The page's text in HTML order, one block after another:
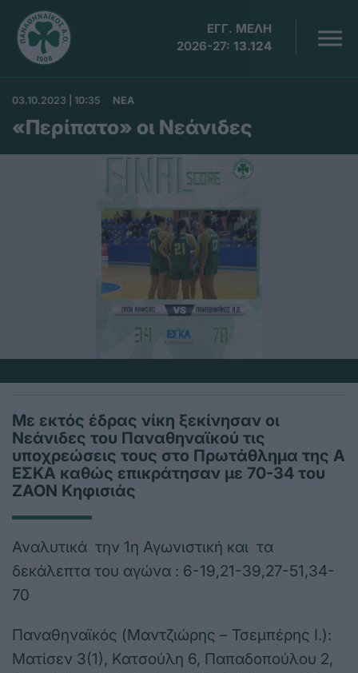
ΕΓΓ. ΜΕΛΗ
2026-27: 13.124
03.10.2023 | 10:35 ΝΕΑ
«Περίπατο» οι Νεάνιδες
Mε εκτός έδρας νίκη ξεκίνησαν οι
Νεάνιδες του Παναθηναϊκού τις
υποχρεώσεις τους στο Πρωτάθλημα της Α
ΕΣΚΑ καθώς επικράτησαν με 70-34 του
ΖΑΟΝ Κηφισιάς
Αναλυτικά την 1η Αγωνιστική και τα
δεκάλεπτα του αγώνα : 6-19,21-39,27-51,34-
70
Παναθηναϊκός (Μαντζιώρης – Τσεμπέρης Ι.):
Ματίσεν 3(1), Κατσούλη 6, Παπαδοπούλου 2,